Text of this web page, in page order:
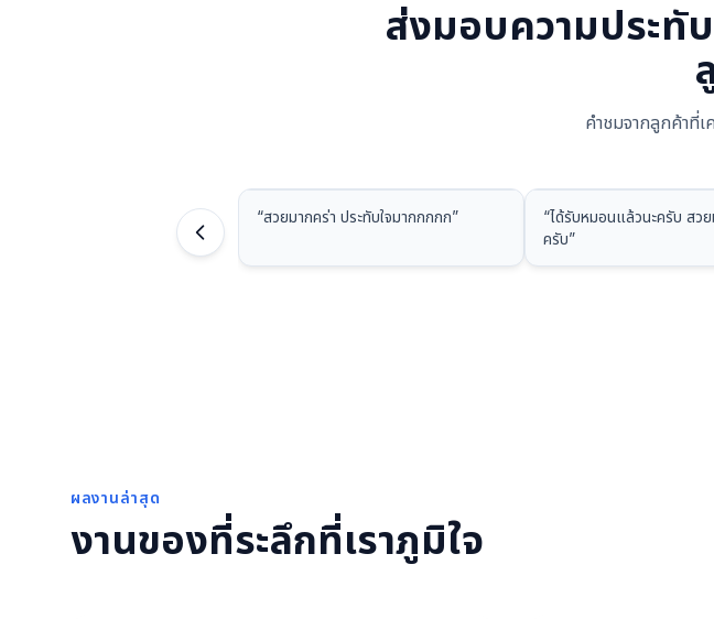
ส่งมอบความประทั
คำชมจากลูกค้าที่
“สวยมากคร่า ประทับใจมากกกกก” “ได้รับหมอนแล้วนะครับ สว
ครับ”
ผลงานล่าสุด
งานของที่ระลึกที่เราภูมิใจ